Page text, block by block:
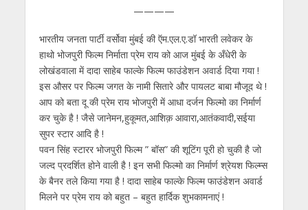
A
p
p
o
o
k
er gr
a
m
e
n
g
er
dI
n
————
भारतीय जनता पार्टी वर्सोवा मुंबई की ऍम.एल.ए.डॉ भारती लवेकर के
हाथो भोजपुरी फिल्म निर्माता प्रेम राय को आज मुंबई के अँधेरी के
लोखंडवाला में दादा साहेब फाल्के फिल्म फाउंडेशन अवार्ड दिया गया !
इस औसर पर फिल्म जगत के नामी सितारे और पायलट बाबा मौजूद थे !
आप को बता दू की प्रेम राय भोजपुरी में आधा दर्जन फिल्मो का निर्मार्ण
कर चुके है ! जैसे जानेमन,हुकूमत,आशिक़ आवारा,आतंकवादी,सईया
सुपर स्टार आदि है !
पवन सिंह स्टारर भोजपुरी फिल्म ” बॉस” की शूटिंग पूरी हो चुकी है जो
जल्द प्रदर्शित होने वाली है ! इन सभी फिल्मो का निर्मार्ण श्रेयश फिल्म्स
के बैनर तले किया गया है ! दादा साहेब फाल्के फिल्म फाउंडेशन अवार्ड
मिलने पर प्रेम राय को बहुत – बहुत हार्दिक शुभकामनाएं !